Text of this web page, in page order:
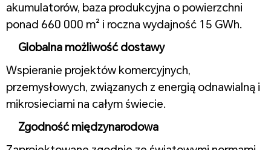
akumulatorów, baza produkcyjna o powierzchni
ponad 660 000 m² i roczna wydajność 15 GWh.
Globalna możliwość dostawy
Wspieranie projektów komercyjnych,
przemysłowych, związanych z energią odnawialną i
mikrosieciami na całym świecie.
Zgodność międzynarodowa